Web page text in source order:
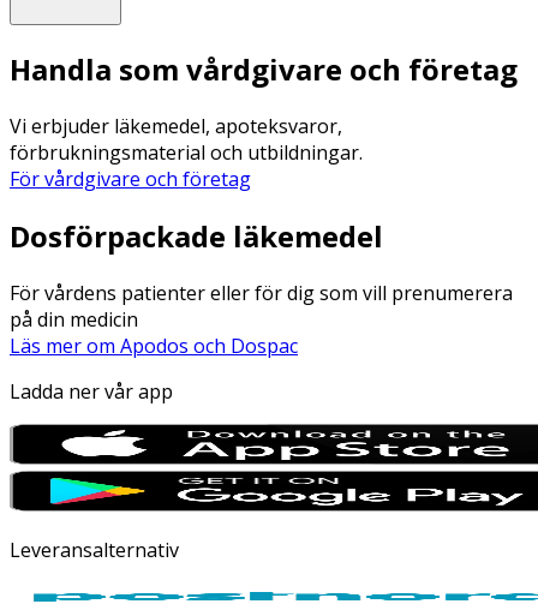
Handla som vårdgivare och företag
Vi erbjuder läkemedel, apoteksvaror,
förbrukningsmaterial och utbildningar.
För vårdgivare och företag
Dosförpackade läkemedel
För vårdens patienter eller för dig som vill prenumerera
på din medicin
Läs mer om Apodos och Dospac
Ladda ner vår app
Leveransalternativ